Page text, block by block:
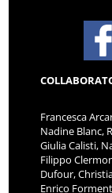
Francesca
Nadine Blanc,
Giulia Calisti,
Filippo
Dufour,
Enrico